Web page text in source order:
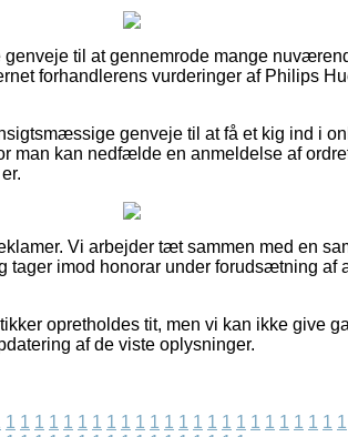
til at gennemrode mange
forhandlerens vurderinger af Philips
genveje til at få et kig ind i
man kan nedfælde en anmeldelse af
Vi arbejder tæt sammen med en
tager imod honorar under forudsætning af
opretholdes tit, men vi kan ikke give
af de viste oplysninger.
1 1 1 1 1 1 1 1 1 1 1 1 1 1 1 1 1 1 1 1 1 1 1 1